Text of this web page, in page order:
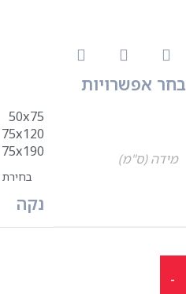
בחר אפשרויות
מידה (ס"מ)
50x75
75x120
75x190
נקה